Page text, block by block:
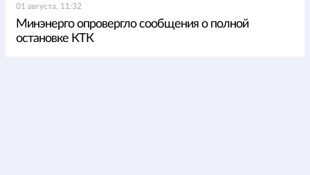
01 августа, 11:32
Минэнерго опровергло сообщения о полной
остановке КТК